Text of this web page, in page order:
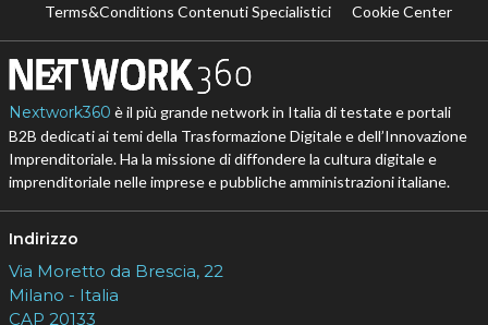
Terms&Conditions Contenuti Specialistici
Cookie Center
Nextwork360 è il più grande network in Italia di testate e portali
B2B dedicati ai temi della Trasformazione Digitale e dell’Innovazione
Imprenditoriale. Ha la missione di diffondere la cultura digitale e
imprenditoriale nelle imprese e pubbliche amministrazioni italiane.
Indirizzo
Via Moretto da Brescia, 22
Milano - Italia
CAP 20133